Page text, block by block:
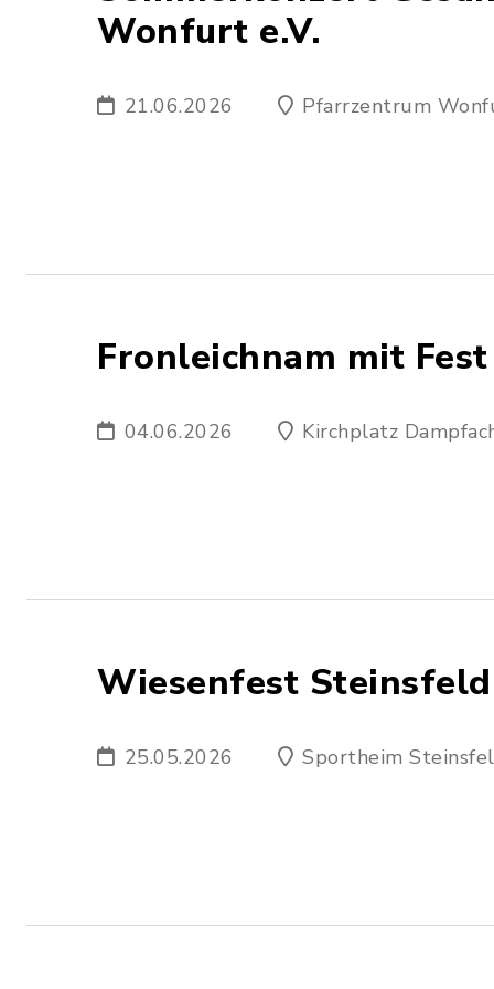
Wonfurt e.V.
21.06.2026 Pfarrzentrum
Fronleichnam mit Fest
04.06.2026 Kirchplatz
Wiesenfest Steinsfeld
25.05.2026 Sportheim